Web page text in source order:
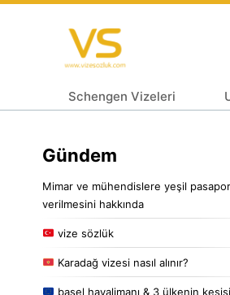
Schengen Vizeleri
Gündem
Mimar ve mühendislere yeşil
verilmesini hakkında
vize sözlük
Karadağ vizesi nasıl alınır?
basel havalimanı & 3 ülkenin